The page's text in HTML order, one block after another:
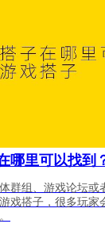
哪里可以找到
群组、游戏论坛或
戏搭子，很多玩家